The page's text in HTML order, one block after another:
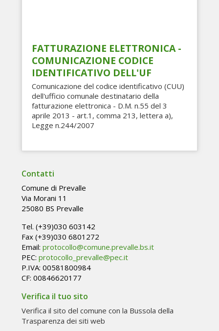
FATTURAZIONE ELETTRONICA -
COMUNICAZIONE CODICE
IDENTIFICATIVO DELL'UF
Comunicazione del codice identificativo (CUU)
dell'ufficio comunale destinatario della
fatturazione elettronica - D.M. n.55 del 3
aprile 2013 - art.1, comma 213, lettera a),
Legge n.244/2007
Contatti
Comune di Prevalle
Via Morani 11
25080 BS Prevalle
Tel. (+39)030 603142
Fax (+39)030 6801272
Email: protocollo@comune.prevalle.bs.it
PEC: protocollo_prevalle@pec.it
P.IVA: 00581800984
CF: 00846620177
Verifica il tuo sito
Verifica il sito del comune con la Bussola della
Trasparenza dei siti web